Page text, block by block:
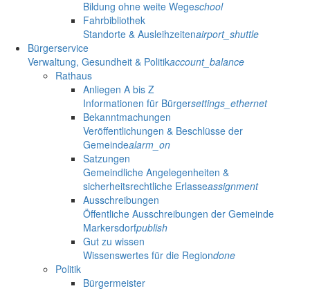
Bildung ohne weite Wegeschool
Fahrbibliothek
Standorte & Ausleihzeitenairport_shuttle
Bürgerservice
Verwaltung, Gesundheit & Politikaccount_balance
Rathaus
Anliegen A bis Z
Informationen für Bürgersettings_ethernet
Bekanntmachungen
Veröffentlichungen & Beschlüsse der
Gemeindealarm_on
Satzungen
Gemeindliche Angelegenheiten &
sicherheitsrechtliche Erlasseassignment
Ausschreibungen
Öffentliche Ausschreibungen der Gemeinde
Markersdorfpublish
Gut zu wissen
Wissenswertes für die Regiondone
Politik
Bürgermeister